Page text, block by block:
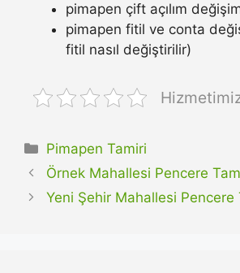
pimapen çift açılım
pimapen fitil ve conta
fitil nasıl değiştirilir)
Kategoriler
Pimapen Tamiri
Örnek Mahallesi Pencere
Yeni Şehir Mahallesi Pencere